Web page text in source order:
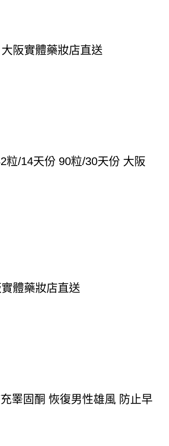
阪實體藥妝店直送
粒/14天份 90粒/30天份 大阪
體藥妝店直送
睪固酮 恢復男性雄風 防止早